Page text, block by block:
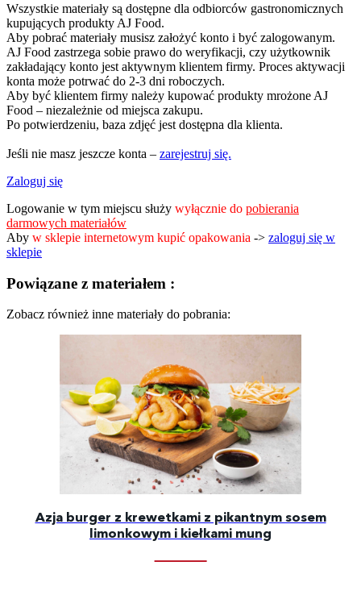
Wszystkie materiały są dostępne dla odbiorców gastronomicznych
kupujących produkty AJ Food.
Aby pobrać materiały musisz założyć konto i być zalogowanym.
AJ Food zastrzega sobie prawo do weryfikacji, czy użytkownik
zakładający konto jest aktywnym klientem firmy. Proces aktywacji
konta może potrwać do 2-3 dni roboczych.
Aby być klientem firmy należy kupować produkty mrożone AJ
Food – niezależnie od miejsca zakupu.
Po potwierdzeniu, baza zdjęć jest dostępna dla klienta.
Jeśli nie masz jeszcze konta – zarejestruj się.
Zaloguj się
Logowanie w tym miejscu służy wyłącznie do pobierania
darmowych materiałów
Aby w sklepie internetowym kupić opakowania -> zaloguj się w
sklepie
Powiązane z materiałem :
Zobacz również inne materiały do pobrania:
Azja burger z krewetkami z pikantnym sosem
limonkowym i kiełkami mung